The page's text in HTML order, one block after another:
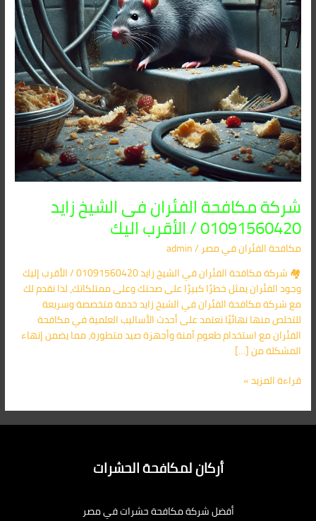
شركة مكافحة الفئران فى الشيخ زايد
01091560420 / الأقرب اليك
مكافحة الفئران​ في مصر/
admin
🏘️ شركة مكافحة الفئران في الشيخ زايد 01091560420 / الأقرب إليك
وجود الفئران يمثل خطرًا كبيرًا على صحتك وعلى ممتلكاتك، لذا نقدم لك
مع شركة مكافحة الفئران في الشيخ زايد خدمة متخصصة وسريعة
للتخلص منها نهائيًا.نعتمد على أحدث الأساليب العلمية في مكافحة
الفئران مع استخدام طعوم آمنة وأجهزة صيد متطورة، مما يضمن إنهاء
المشكلة من […]
/
الأقرب
اليك
قراءة المزيد »
أركان لمكافحة الحشرات
أفضل شركة مكافحة حشرات في مصر